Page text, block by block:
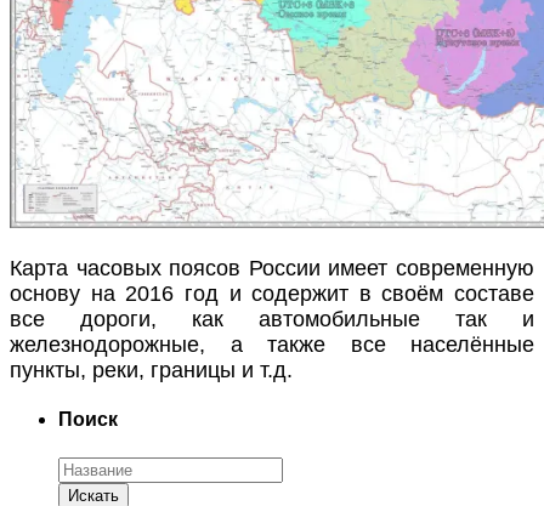
Карта часовых поясов России имеет современную
основу на 2016 год и содержит в своём составе
все дороги, как автомобильные так и
железнодорожные, а также все населённые
пункты, реки, границы и т.д.
Поиск